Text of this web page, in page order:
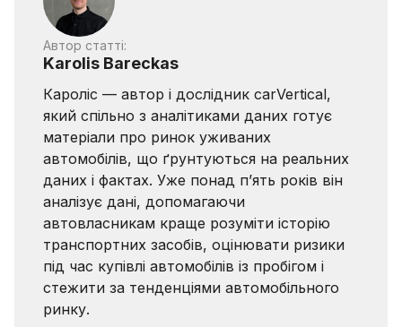
Автор статті:
Karolis Bareckas
Кароліс — автор і дослідник carVertical,
який спільно з аналітиками даних готує
матеріали про ринок уживаних
автомобілів, що ґрунтуються на реальних
даних і фактах. Уже понад п’ять років він
аналізує дані, допомагаючи
автовласникам краще розуміти історію
транспортних засобів, оцінювати ризики
під час купівлі автомобілів із пробігом і
стежити за тенденціями автомобільного
ринку.